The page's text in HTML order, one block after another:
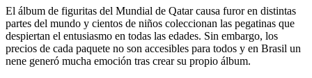
El álbum de figuritas del Mundial de Qatar causa furor en distintas
partes del mundo y cientos de niños coleccionan las pegatinas que
despiertan el entusiasmo en todas las edades. Sin embargo, los
precios de cada paquete no son accesibles para todos y en Brasil un
nene generó mucha emoción tras crear su propio álbum.